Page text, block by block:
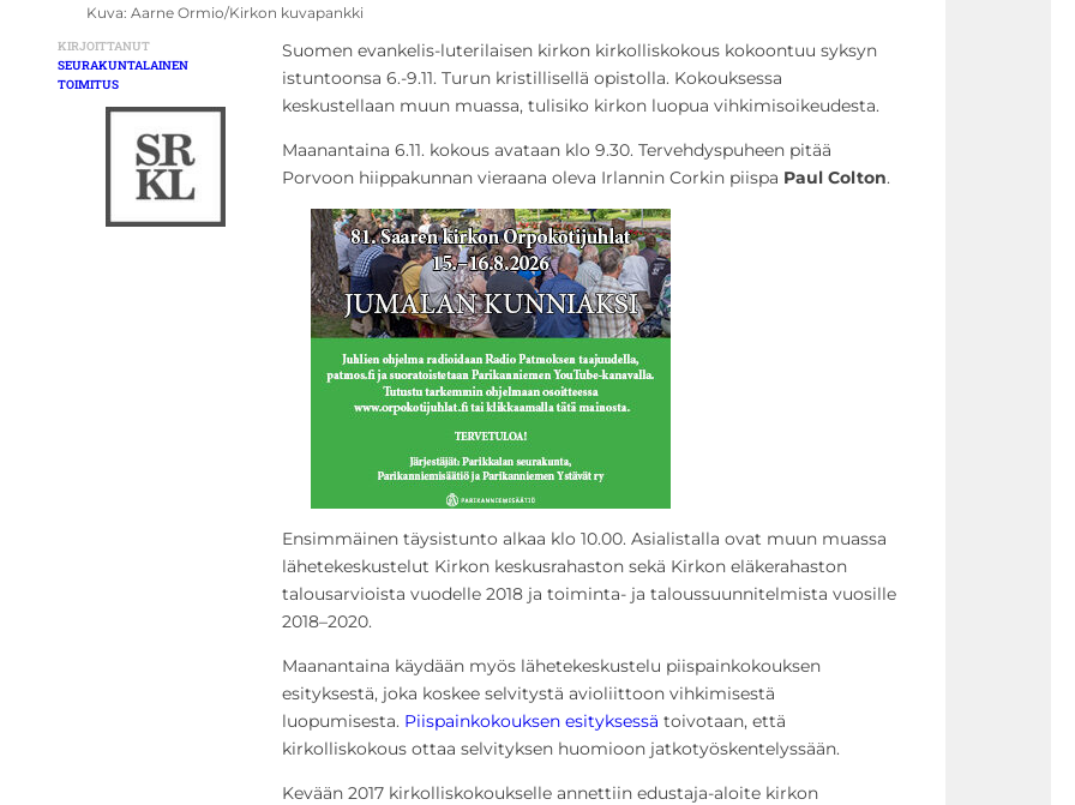
Kuva: Aarne Ormio/Kirkon kuvapankki
KIRJOITTANUT
SEURAKUNTALAINEN
TOIMITUS
Suomen evankelis-luterilaisen kirkon kirkolliskokous kokoontuu syksyn
istuntoonsa 6.-9.11. Turun kristillisellä opistolla. Kokouksessa
keskustellaan muun muassa, tulisiko kirkon luopua vihkimisoikeudesta.
Maanantaina 6.11. kokous avataan klo 9.30. Tervehdyspuheen pitää
Porvoon hiippakunnan vieraana oleva Irlannin Corkin piispa Paul Colton.
Ensimmäinen täysistunto alkaa klo 10.00. Asialistalla ovat muun muassa
lähetekeskustelut Kirkonkeskusrahaston sekä Kirkoneläkerahaston
talousarvioista vuodelle 2018 ja toiminta- ja taloussuunnitelmista vuosille
2018–2020.
Maanantaina käydään myös lähetekeskustelu piispainkokouksen
esityksestä, joka koskee selvitystä avioliittoon vihkimisestä
luopumisesta. Piispainkokouksen esityksessä toivotaan, että
kirkolliskokous ottaa selvityksen huomioon jatkotyöskentelyssään.
Kevään 2017 kirkolliskokoukselle annettiin edustaja-aloite kirkon